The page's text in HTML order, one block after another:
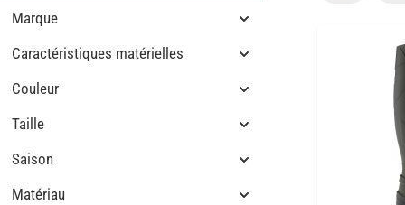
Marque
Caractéristiques matérielles
Couleur
Taille
Saison
Matériau